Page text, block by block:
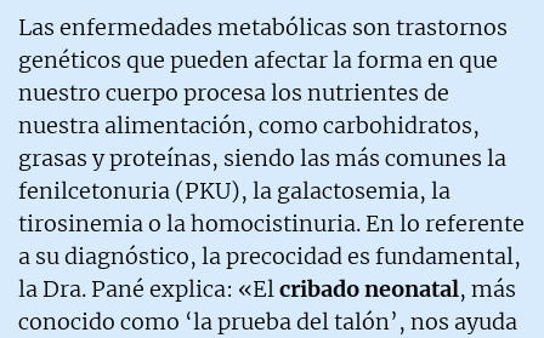
Las enfermedades metabólicas son trastornos
genéticos que pueden afectar la forma en que
nuestro cuerpo procesa los nutrientes de
nuestra alimentación, como carbohidratos,
grasas y proteínas, siendo las más comunes la
fenilcetonuria (PKU), la galactosemia, la
tirosinemia o la homocistinuria. En lo referente
a su diagnóstico, la precocidad es fundamental,
la Dra. Pané explica: «Elcribado neonatal, más
conocido como ‘la prueba del talón’, nos ayuda